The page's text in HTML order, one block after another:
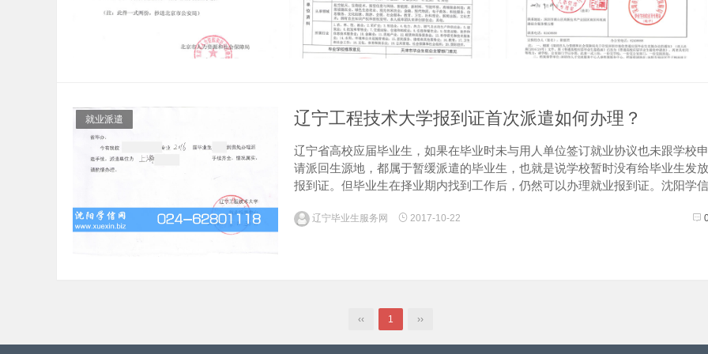
辽宁工程技术大学报到证首次派遣如何办理？
就业派遣
辽宁省高校应届毕业生，如果在毕业时未与用人单位签订就业协议也未跟学校申
请派回生源地，都属于暂缓派遣的毕业生，也就是说学校暂时没有给毕业生发放
报到证。但毕业生在择业期内找到工作后，仍然可以办理就业报到证。沈阳学信
生首次派遣应提供与用...
辽宁毕业生服务网 2017-10-22
‹‹ 1 ››